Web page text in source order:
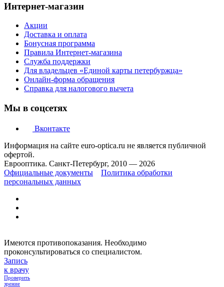
Интернет-магазин
Акции
Доставка и оплата
Бонусная программа
Правила Интернет-магазина
Служба поддержки
Для владельцев «Единой карты петербуржца»
Онлайн-форма обращения
Справка для налогового вычета
Мы в соцсетях
Вконтакте
Информация на сайте euro-optica.ru не является публичной
офертой.
Еврооптика. Санкт-Петербург, 2010 — 2026
Официальные документы
Политика обработки
персональных данных
Имеются противопоказания. Необходимо
проконсультироваться со специалистом.
Запись
к врачу
Проверить
зрение